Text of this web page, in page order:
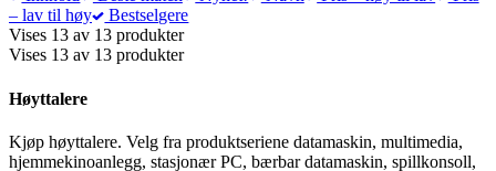
– lav til høy
Bestselgere
Vises 13 av 13 produkter
Vises 13 av 13 produkter
Høyttalere
Kjøp høyttalere. Velg fra produktseriene datamaskin, multimedia,
hjemmekinoanlegg, stasjonær PC, bærbar datamaskin, spillkonsoll,